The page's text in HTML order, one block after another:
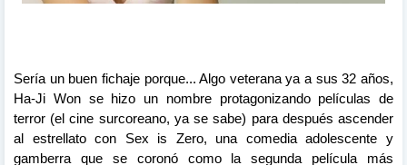
Sería un buen fichaje porque... Algo veterana ya a sus 32 años,
Ha-Ji Won se hizo un nombre protagonizando películas de
terror (el cine surcoreano, ya se sabe) para después ascender
al estrellato con Sex is Zero, una comedia adolescente y
gamberra que se coronó como la segunda película más